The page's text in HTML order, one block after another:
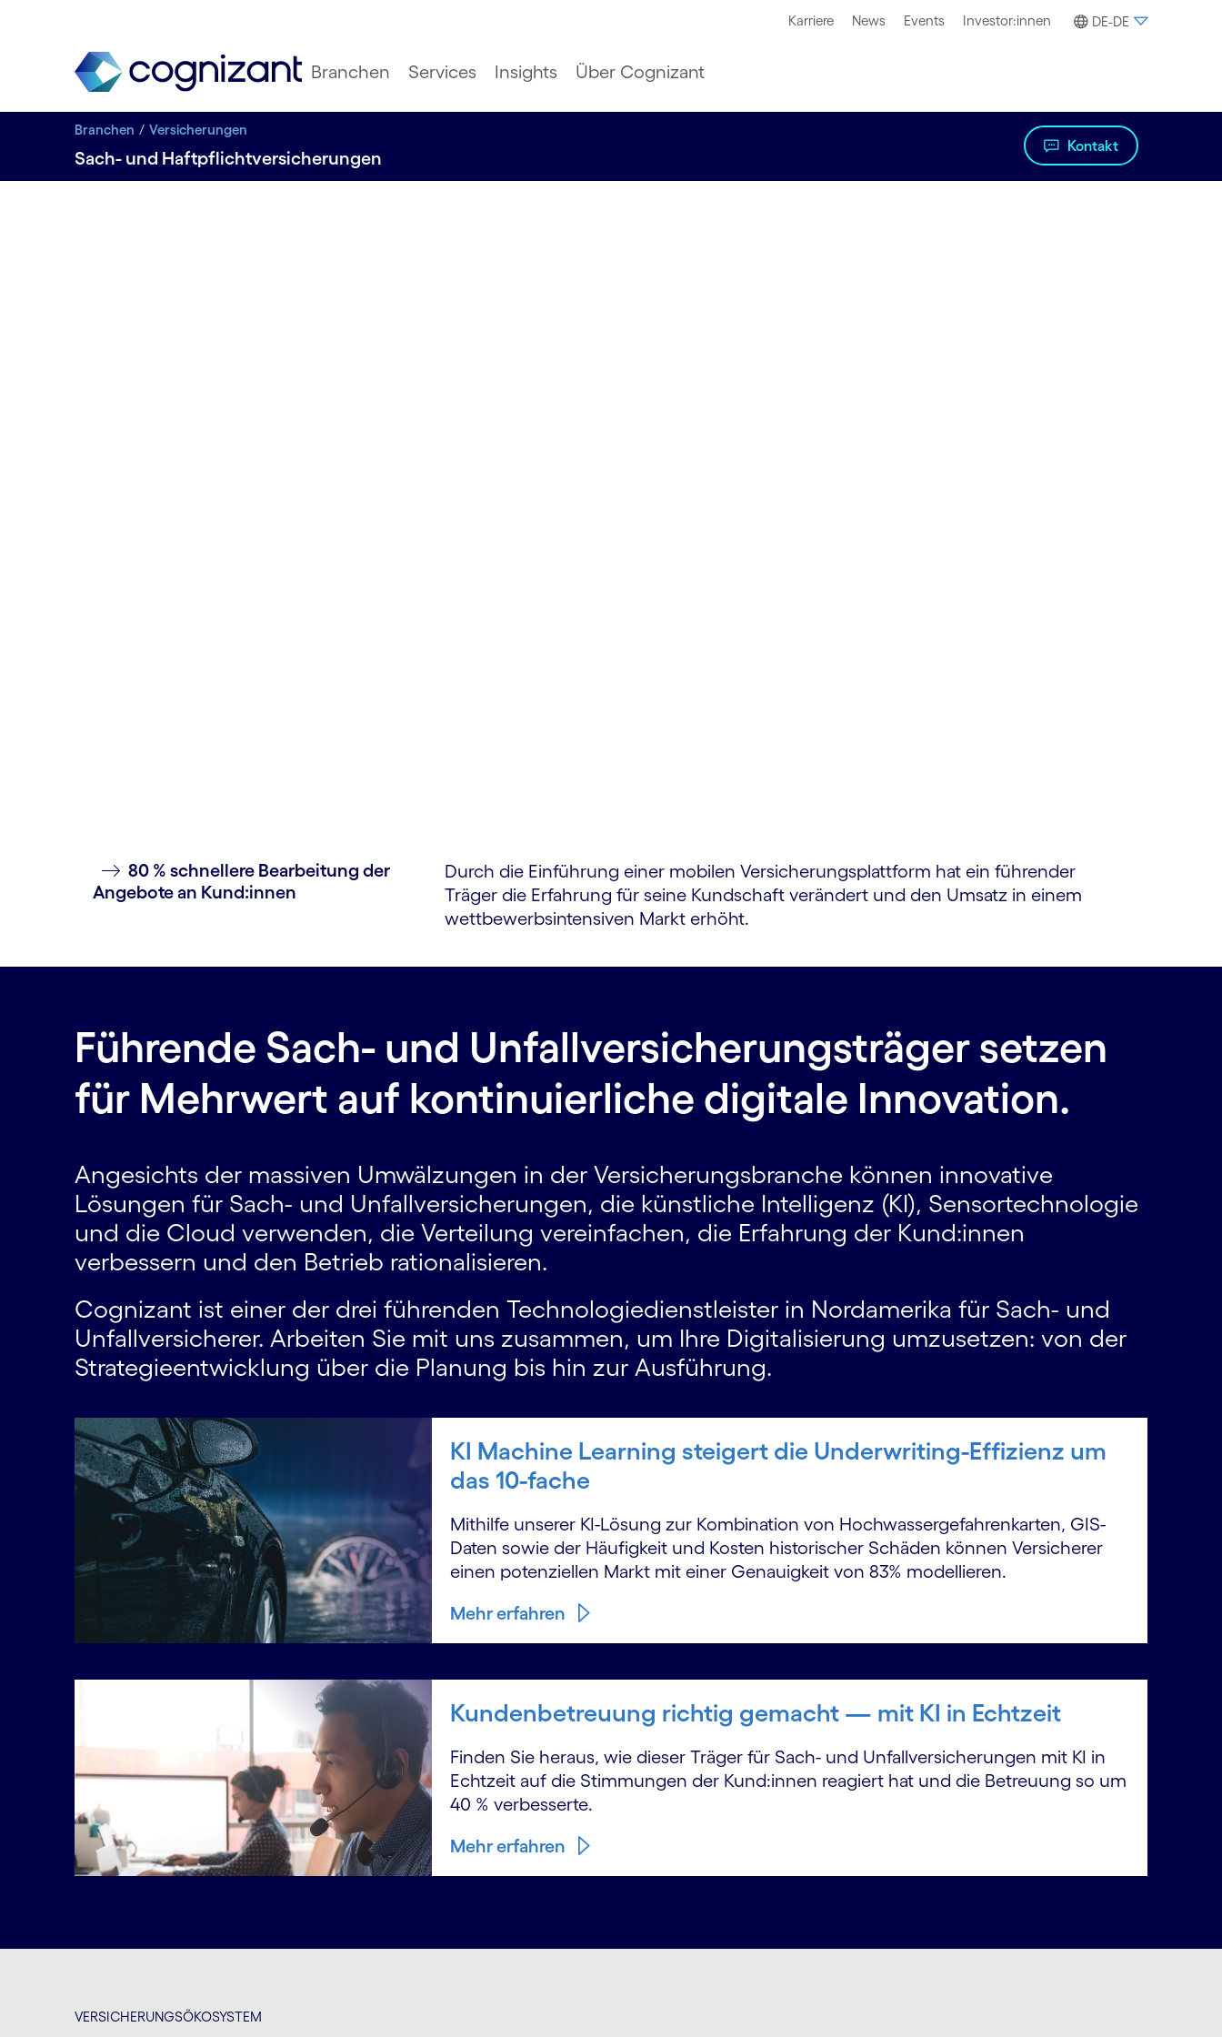
Karriere News Events Investor:innen DE-DE
Branchen Services Insights Über Cognizant
Branchen Versicherungen
Sach- und Haftpflichtversicherungen
Kontakt
80 % schnellere Bearbeitung der
Angebote an Kund:innen
Durch die Einführung einer mobilen Versicherungsplattform hat ein führender
Träger die Erfahrung für seine Kundschaft verändert und den Umsatz in einem
wettbewerbsintensiven Markt erhöht.
Führende Sach- und Unfallversicherungsträger setzen
für Mehrwert auf kontinuierliche digitale Innovation.
Angesichts der massiven Umwälzungen in der Versicherungsbranche können innovative
Lösungen für Sach- und Unfallversicherungen, die künstliche Intelligenz (KI), Sensortechnologie
und die Cloud verwenden, die Verteilung vereinfachen, die Erfahrung der Kund:innen
verbessern und den Betrieb rationalisieren.
Cognizant ist einer der drei führenden Technologiedienstleister in Nordamerika für Sach- und
Unfallversicherer. Arbeiten Sie mit uns zusammen, um Ihre Digitalisierung umzusetzen: von der
Strategieentwicklung über die Planung bis hin zur Ausführung.
KI Machine Learning steigert die Underwriting-Effizienz um
das 10-fache
Mithilfe unserer KI-Lösung zur Kombination von Hochwassergefahrenkarten, GIS-
Daten sowie der Häufigkeit und Kosten historischer Schäden können Versicherer
einen potenziellen Markt mit einer Genauigkeit von 83% modellieren.
Mehr erfahren
Kundenbetreuung richtig gemacht — mit KI in Echtzeit
Finden Sie heraus, wie dieser Träger für Sach- und Unfallversicherungen mit KI in
Echtzeit auf die Stimmungen der Kund:innen reagiert hat und die Betreuung so um
40 % verbesserte.
Mehr erfahren
VERSICHERUNGSÖKOSYSTEM